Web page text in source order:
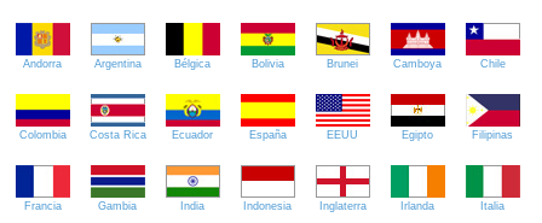
Andorra Argentina Bélgica Bolivia Brunei Camboya Chile
Colombia Costa Rica Ecuador España EEUU Egipto Filipinas
Francia Gambia India Indonesia Inglaterra Irlanda Italia